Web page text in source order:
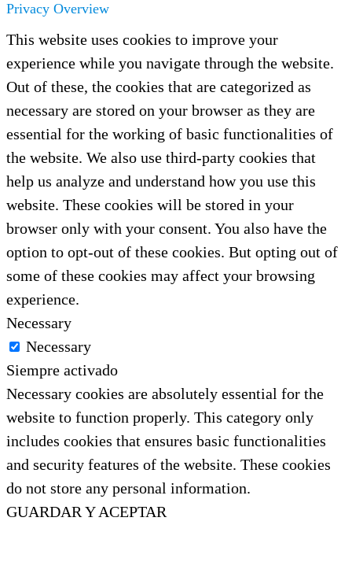
Privacy Overview
This website uses cookies to improve your
experience while you navigate through the website.
Out of these, the cookies that are categorized as
necessary are stored on your browser as they are
essential for the working of basic functionalities of
the website. We also use third-party cookies that
help us analyze and understand how you use this
website. These cookies will be stored in your
browser only with your consent. You also have the
option to opt-out of these cookies. But opting out of
some of these cookies may affect your browsing
experience.
Necessary
Necessary
Siempre activado
Necessary cookies are absolutely essential for the
website to function properly. This category only
includes cookies that ensures basic functionalities
and security features of the website. These cookies
do not store any personal information.
GUARDAR Y ACEPTAR